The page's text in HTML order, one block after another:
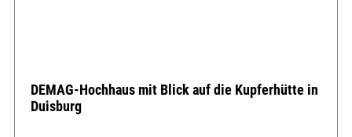
DEMAG-Hochhaus mit Blick auf die Kupferhütte in
Duisburg